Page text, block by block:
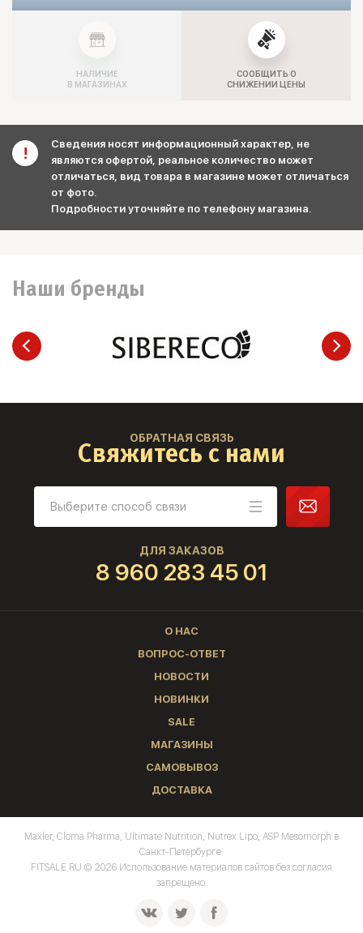
НАЛИЧИЕ
В МАГАЗИНАХ
СООБЩИТЬ О
СНИЖЕНИИ ЦЕНЫ
Сведения носят информационный характер, не
являются офертой, реальное количество может
отличаться, вид товара в магазине может отличаться
от фото.
Подробности уточняйте по телефону магазина.
Наши бренды
ОБРАТНАЯ СВЯЗЬ
Свяжитесь с нами
ДЛЯ ЗАКАЗОВ
8 960 283 45 01
О НАС
ВОПРОС-ОТВЕТ
НОВОСТИ
НОВИНКИ
SALE
МАГАЗИНЫ
САМОВЫВОЗ
ДОСТАВКА
Maxler, Cloma Pharma, Ultimate Nutrition, Nutrex Lipo, ASP Mesomorph в
Санкт-Петербурге.
FITSALE.RU © 2026 Использование материалов сайтов без согласия
запрещено.